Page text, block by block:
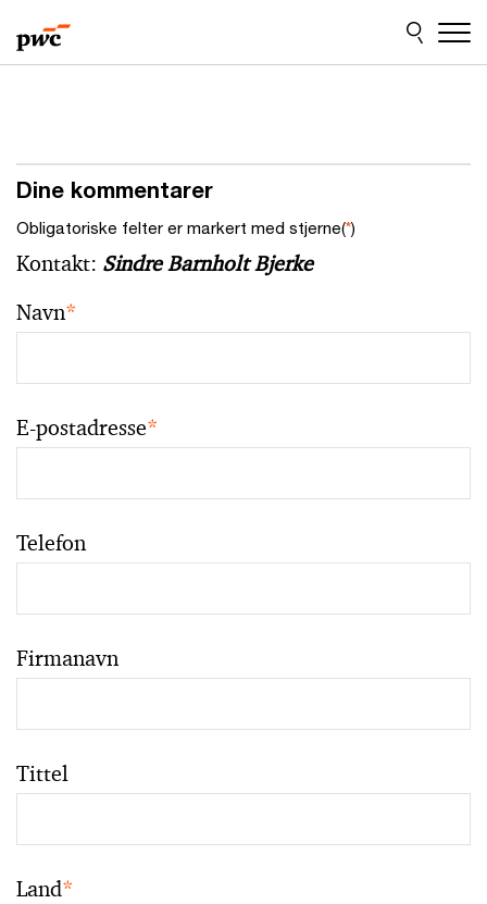
to
content
to
footer
Dine kommentarer
Obligatoriske felter er markert med stjerne(*)
Kontakt: Sindre Barnholt Bjerke
Navn*
E-postadresse*
Telefon
Firmanavn
Tittel
Land*